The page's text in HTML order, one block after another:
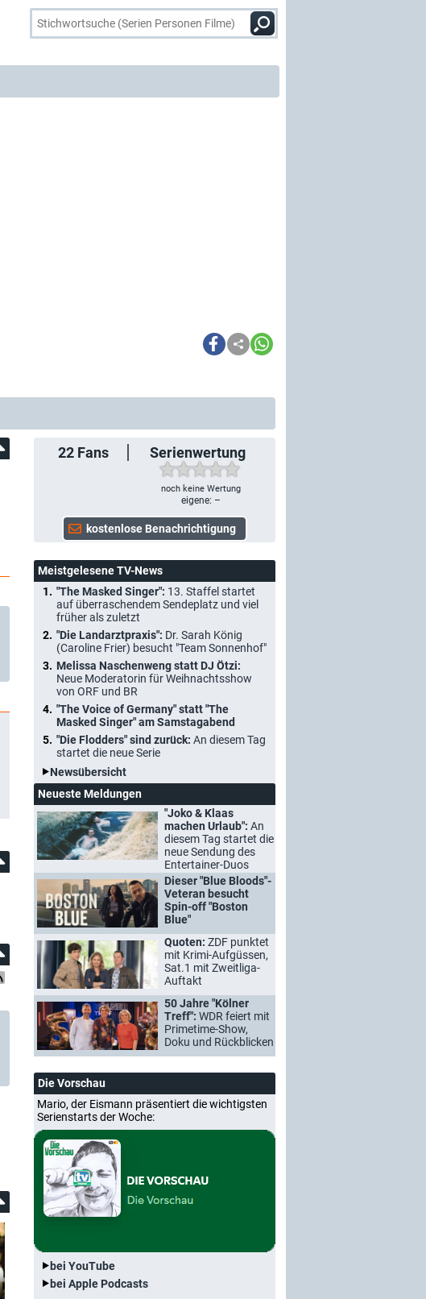
22 Fans Serienwertung
noch keine Wertung
eigene: –
Meistgelesene TV-News
"The Masked Singer": 13. Staffel startet
auf überraschendem Sendeplatz und viel
früher als zuletzt
"Die Landarztpraxis": Dr. Sarah König
(Caroline Frier) besucht "Team Sonnenhof"
Melissa Naschenweng statt DJ Ötzi:
Neue Moderatorin für Weihnachtsshow
von ORF und BR
"The Voice of Germany" statt "The
Masked Singer" am Samstagabend
"Die Flodders" sind zurück: An diesem Tag
startet die neue Serie
Newsübersicht
Neueste Meldungen
"Joko & Klaas
machen Urlaub": An
diesem Tag startet die
neue Sendung des
Entertainer-Duos
Dieser "Blue Bloods"-
Veteran besucht
Spin-off "Boston
Blue"
Quoten: ZDF punktet
mit Krimi-Aufgüssen,
Sat.1 mit Zweitliga-
Auftakt
50 Jahre "Kölner
Treff": WDR feiert mit
Primetime-Show,
Doku und Rückblicken
Die Vorschau
Mario, der Eismann präsentiert die wichtigsten
Serienstarts der Woche:
bei YouTube
bei Apple Podcasts